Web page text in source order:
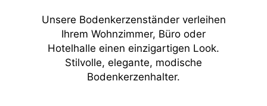
Unsere Bodenkerzenständer verleihen
Ihrem Wohnzimmer, Büro oder
Hotelhalle einen einzigartigen Look.
Stilvolle, elegante, modische
Bodenkerzenhalter.